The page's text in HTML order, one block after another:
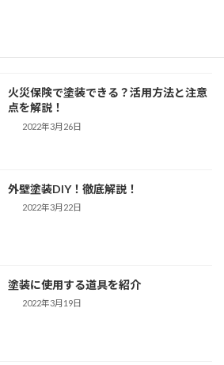
火災保険で塗装できる？活用方法と注意
点を解説！
2022年3月26日
外壁塗装DIY！徹底解説！
2022年3月22日
塗装に使用する道具を紹介
2022年3月19日